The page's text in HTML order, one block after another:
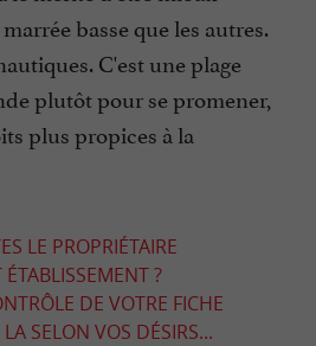
basse que les autres.
C'est une plage
plutôt pour se promener,
plus propices à la
LE PROPRIÉTAIRE
ÉTABLISSEMENT ?
DE VOTRE FICHE
SELON VOS DÉSIRS...